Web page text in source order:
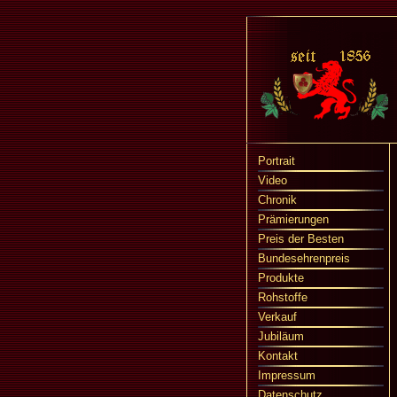
Portrait
Video
Chronik
Prämierungen
Preis der Besten
Bundesehrenpreis
Produkte
Rohstoffe
Verkauf
Jubiläum
Kontakt
Impressum